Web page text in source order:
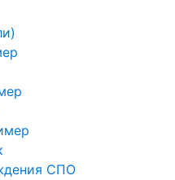
СПО